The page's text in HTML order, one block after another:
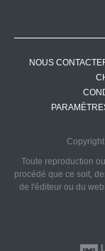
NOUS
Toute reproduction
procédé que ce soit,
de l'éditeur ou du